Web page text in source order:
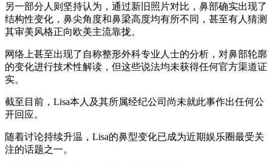
另一部分人则坚持认为，通过新旧照片对比，鼻部确实出现了
结构性变化，鼻尖角度和鼻梁高度均有所不同，甚至有人猜测
其审美风格正向欧美主流靠拢。
网络上甚至出现了自称整形外科专业人士的分析，对鼻部轮廓
的变化进行技术性解读，但这些说法均未获得任何官方渠道证
实。
截至目前，Lisa本人及其所属经纪公司尚未就此事作出任何公
开回应。
随着讨论持续升温，Lisa的鼻型变化已成为近期娱乐圈最受关
注的话题之一。